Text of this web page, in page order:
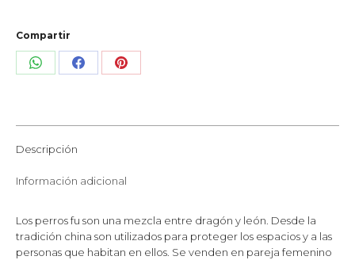
Compartir
Share Share Share
Descripción
Información adicional
Los perros fu son una mezcla entre dragón y león. Desde la
tradición china son utilizados para proteger los espacios y a las
personas que habitan en ellos. Se venden en pareja femenino